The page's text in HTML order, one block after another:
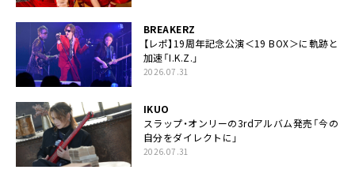
BREAKERZ
【レポ】19周年記念公演＜19 BOX＞に軌跡と
加速「I.K.Z.」
2026.07.31
IKUO
スラップ・オンリーの3rdアルバム発売「今の
自分をダイレクトに」
2026.07.31